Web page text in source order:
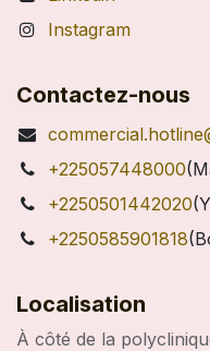
Instagram
Contactez-nous
+225057448000
+2250501442020
+2250585901818
Localisation
À côté de la